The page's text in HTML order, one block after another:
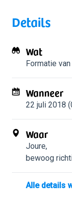
Details
Wat
Formatie
Wanneer
22 juli 2018
Waar
Joure,
bewoog
Alle details